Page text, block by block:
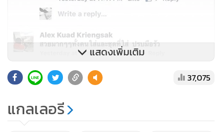
และที่ทำให้เจ้าของแบรนด์ฉุนขาดก็เพราะ เมื่อดาราสาวใส่ชุดอีก
แบรนด์อีกแบรนด์ ทำให้คนทำงานที่ตั้งใจทำชุดนี้ให้กับดาราสาว
เสียความรู้สึกอย่างมาก ก็เลยคอมเมนต์จัดไปเบาๆ ตามที่เป็นข่าว
แสดงเพิ่มเติม
37,075
แกลเลอรี